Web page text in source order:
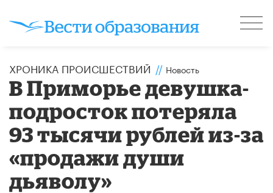
ХРОНИКА ПРОИСШЕСТВИЙ // Новость
В Приморье девушка-
подросток потеряла
93 тысячи рублей из-за
«продажи души
дьяволу»